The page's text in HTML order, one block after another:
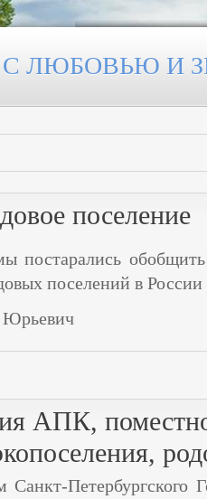
С ЛЮБОВЬЮ И
поселение
постарались обобщить
поселений в России
АПК,
Петербургского